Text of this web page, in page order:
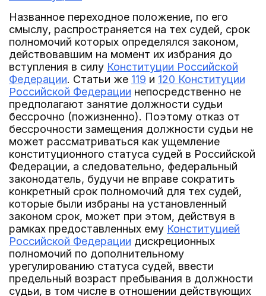
Названное переходное положение, по его
смыслу, распространяется на тех судей, срок
полномочий которых определялся законом,
действовавшим на момент их избрания до
вступления в силу Конституции Российской
Федерации. Статьи же 119 и 120 Конституции
Российской Федерации непосредственно не
предполагают занятие должности судьи
бессрочно (пожизненно). Поэтому отказ от
бессрочности замещения должности судьи не
может рассматриваться как ущемление
конституционного статуса судей в Российской
Федерации, а следовательно, федеральный
законодатель, будучи не вправе сократить
конкретный срок полномочий для тех судей,
которые были избраны на установленный
законом срок, может при этом, действуя в
рамках предоставленных ему Конституцией
Российской Федерации дискреционных
полномочий по дополнительному
урегулированию статуса судей, ввести
предельный возраст пребывания в должности
судьи, в том числе в отношении действующих